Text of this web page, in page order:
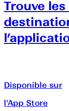
Trouve
Disponible sur
l'App Store